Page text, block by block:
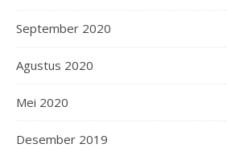
September 2020
Agustus 2020
Mei 2020
Desember 2019